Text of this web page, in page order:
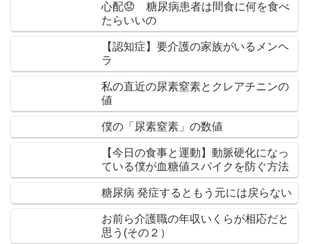
心配😟 糖尿病患者は間食に何を食べ
たらいいの
【認知症】要介護の家族がいるメンヘ
ラ
私の直近の尿素窒素とクレアチニンの
値
僕の「尿素窒素」の数値
【今日の食事と運動】動脈硬化になっ
ている僕が血糖値スパイクを防ぐ方法
糖尿病 発症するともう元には戻らない
お前ら介護職の年収いくらが相応だと
思う(その２）